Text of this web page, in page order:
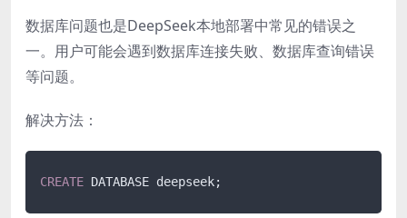
数据库问题也是DeepSeek本地部署中常见的错误之
一。用户可能会遇到数据库连接失败、数据库查询错误
等问题。
解决方法：
CREATE